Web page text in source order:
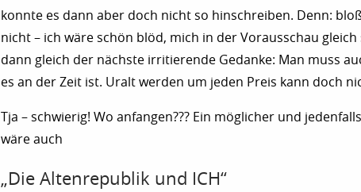
konnte es dann aber doch nicht so hinschreiben. Denn:
nicht – ich wäre schön blöd, mich in der Vorausschau
dann gleich der nächste irritierende Gedanke: Man muss
es an der Zeit ist. Uralt werden um jeden Preis kann doch
Tja – schwierig! Wo anfangen??? Ein möglicher und
wäre auch
„Die Altenrepublik und ICH“